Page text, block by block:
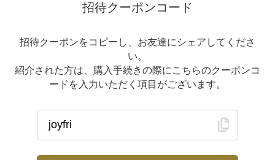
招待クーポンコード
招待クーポンをコピーし、お友達にシェアしてくださ
い。
紹介された方は、購入手続きの際にこちらのクーポンコ
ードを入力いただく項目がございます。